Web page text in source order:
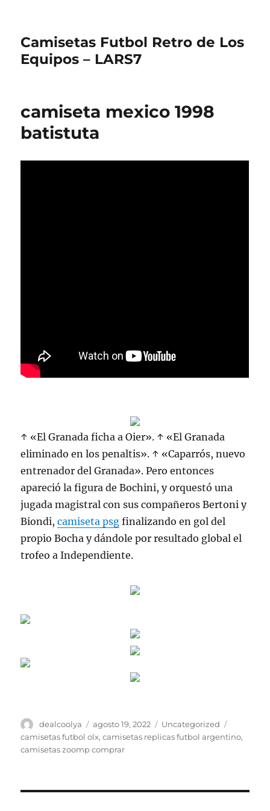
Camisetas Futbol Retro de Los
Equipos – LARS7
camiseta mexico 1998
batistuta
↑ «El Granada ficha a Oier». ↑ «El Granada
eliminado en los penaltis». ↑ «Caparrós, nuevo
entrenador del Granada». Pero entonces
apareció la figura de Bochini, y orquestó una
jugada magistral con sus compañeros Bertoni y
Biondi,camiseta psg finalizando en gol del
propio Bocha y dándole por resultado global el
trofeo a Independiente.
Autor
dealcoolya
Publicado
el
agosto 19, 2022 Categorías
Uncategorized
camisetas futbol olx,camisetas replicas futbol argentino,
camisetas zoomp comprar